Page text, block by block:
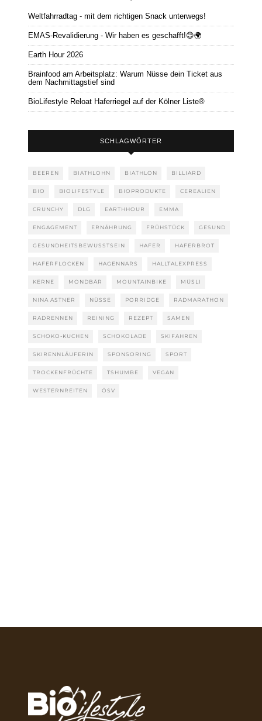
Weltfahrradtag - mit dem richtigen Snack unterwegs!
EMAS-Revalidierung - Wir haben es geschafft!😊🌍
Earth Hour 2026
Brainfood am Arbeitsplatz: Warum Nüsse dein Ticket aus
dem Nachmittagstief sind
BioLifestyle Reloat Haferriegel auf der Kölner Liste®
SCHLAGWÖRTER
BEEREN BIATHLOHN BIATHLON BILLIARD
BIO BIOLIFESTYLE BIOPRODUKTE CEREALIEN
CRUNCHY DLG EARTHHOUR EMMA
ENGAGEMENT ERNÄHRUNG FRÜHSTÜCK GESUND
GESUNDHEITSBEWUSSTSEIN HAFER HAFERBROT
HAFERFLOCKEN HAGENNARS HALLTALEXPRESS
KERNE MONDBÄR MOUNTAINBIKE MÜSLI
NINA ASTNER NÜSSE PORRIDGE RADMARATHON
RADRENNEN REINING REZEPT SAMEN
SCHOKO-KUCHEN SCHOKOLADE SKIFAHREN
SKIRENNLÄUFERIN SPONSORING SPORT
TROCKENFRÜCHTE TSHUMBE VEGAN
WESTERNREITEN ÖSV